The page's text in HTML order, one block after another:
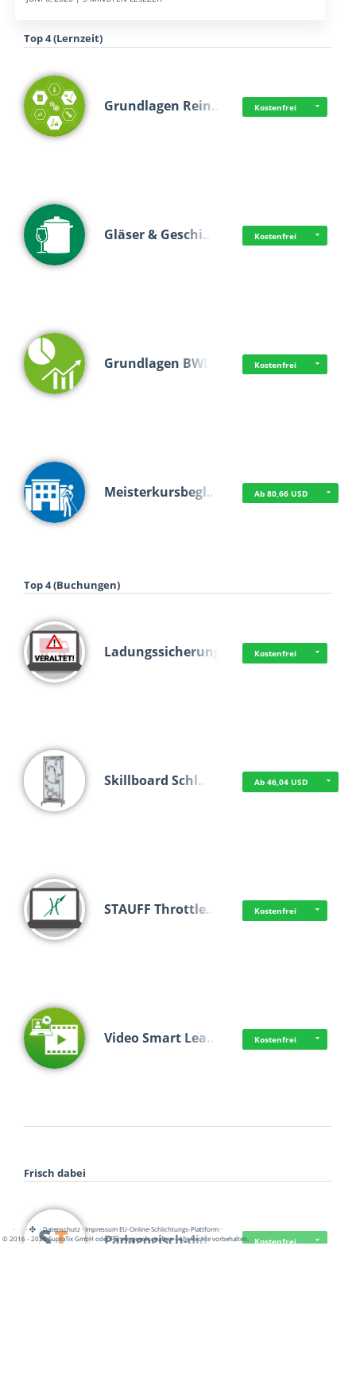
Top 4 (Lernzeit)
Grundlagen Rein… Kostenfrei
Gläser & Geschi… Kostenfrei
Grundlagen BWL Kostenfrei
Meisterkursbegl… Ab 80,66 USD
Top 4 (Buchungen)
Ladungssicherung Kostenfrei
Skillboard Schl… Ab 46,04 USD
STAUFF Throttle… Kostenfrei
Video Smart Lea… Kostenfrei
Frisch dabei
Pädagogisch-did… Kostenfrei
· · ·Datenschutz·Impressum EU-Online-Schlichtungs-Plattform·
© 2016 - 2026 SupraTix GmbH oder Partnergesellschaften - Alle Rechte vorbehalten.